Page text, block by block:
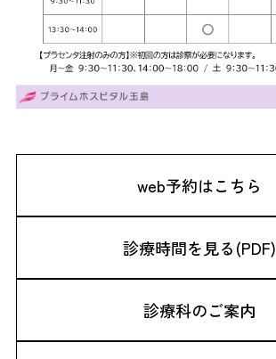
web予約はこちら
診療時間を見る(PDF)
診療科のご案内